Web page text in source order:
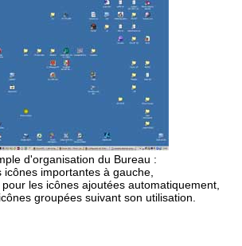
d'organisation du Bureau :
icônes importantes à gauche,
les icônes ajoutées automatiquement,
groupées suivant son utilisation.